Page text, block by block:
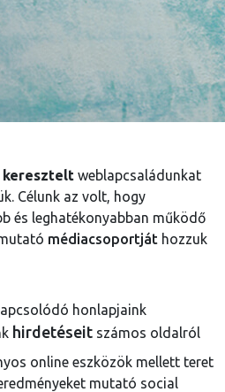
keresztelt weblapcsaládunkat
Célunk az volt, hogy
és leghatékonyabban működő
médiacsoportját hozzuk
honlapjaink
hirdetéseit számos oldalról
online eszközök mellett teret
mutató social